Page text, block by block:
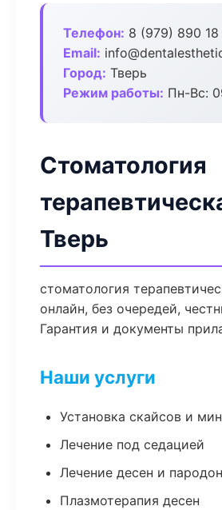
Телефон: 8 (979) 890 18
Email:
Город: Тверь
Режим работы: Пн-Вс:
Стоматология
Тверь
стоматология
онлайн, без очередей,
Гарантия и документы
Наши услуги
Установка скайсов и
Лечение под седацией
Лечение десен и
Плазмотерапия десен